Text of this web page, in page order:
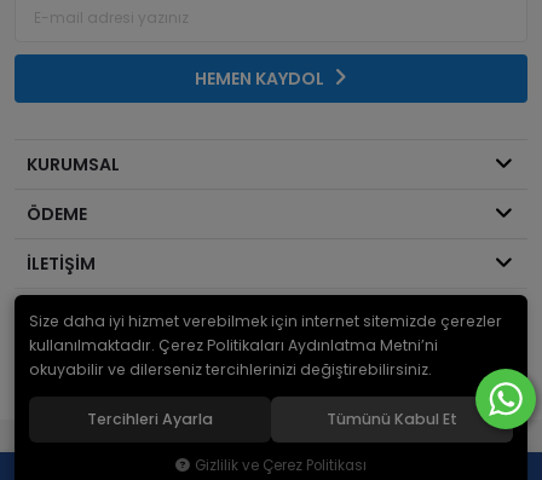
HEMEN KAYDOL
KURUMSAL
ÖDEME
İLETİŞİM
© 2026Mekanik Sepeti. Bir Serdaroğlu A.Ş markasıdır ve tüm hakları
saklıdır.
Yeni Nesil E-Ticaret Sistemleri ile Hazırlanmıştır.
Size daha iyi hizmet verebilmek için internet sitemizde çerezler
kullanılmaktadır. Çerez Politikaları Aydınlatma Metni’ni
okuyabilir ve dilerseniz tercihlerinizi değiştirebilirsiniz.
Tercihleri Ayarla Tümünü Kabul Et
Gizlilik ve Çerez Politikası